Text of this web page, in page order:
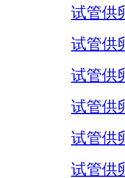
试管供
试管供
试管供
试管供
试管供
试管供